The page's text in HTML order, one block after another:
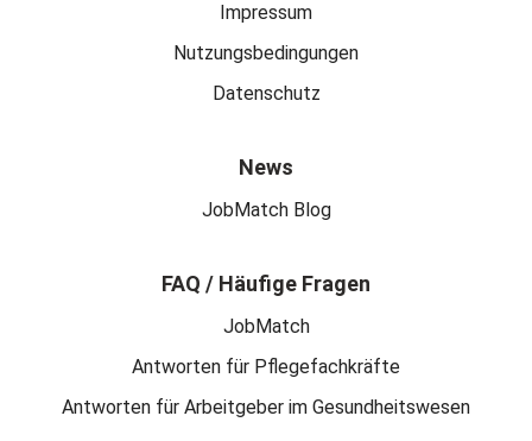
Impressum
Nutzungsbedingungen
Datenschutz
News
JobMatch Blog
FAQ / Häufige Fragen
JobMatch
Antworten für Pflegefachkräfte
Antworten für Arbeitgeber im Gesundheitswesen